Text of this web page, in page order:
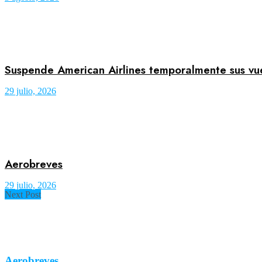
Suspende American Airlines temporalmente sus
29 julio, 2026
Aerobreves
29 julio, 2026
Next Post